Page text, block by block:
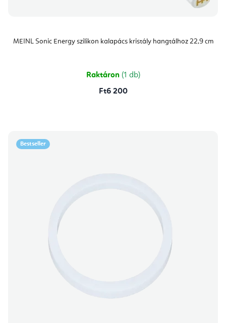
MEINL Sonic Energy szilikon kalapács kristály hangtálhoz 22,9 cm
Raktáron (1 db)
Ft6 200
Bestseller